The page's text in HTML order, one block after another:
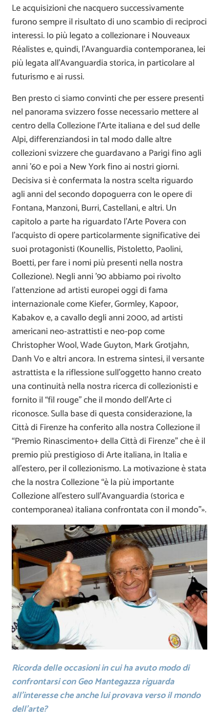
Le acquisizioni che nacquero successivamente
furono sempre il risultato di uno scambio di reciproci
interessi. Io più legato a collezionare i Nouveaux
Réalistes e, quindi, l’Avanguardia contemporanea, lei
più legata all’Avanguardia storica, in particolare al
futurismo e ai russi.
Ben presto ci siamo convinti che per essere presenti
nel panorama svizzero fosse necessario mettere al
centro della Collezione l’Arte italiana e del sud delle
Alpi, differenziandosi in tal modo dalle altre
collezioni svizzere che guardavano a Parigi fino agli
anni ’60 e poi a New York fino ai nostri giorni.
Decisiva si è confermata la nostra scelta riguardo
agli anni del secondo dopoguerra con le opere di
Fontana, Manzoni, Burri, Castellani, e altri. Un
capitolo a parte ha riguardato l’Arte Povera con
l’acquisto di opere particolarmente significative dei
suoi protagonisti (Kounellis, Pistoletto, Paolini,
Boetti, per fare i nomi più presenti nella nostra
Collezione). Negli anni ’90 abbiamo poi rivolto
l’attenzione ad artisti europei oggi di fama
internazionale come Kiefer, Gormley, Kapoor,
Kabakov e, a cavallo degli anni 2000, ad artisti
americani neo-astrattisti e neo-pop come
Christopher Wool, Wade Guyton, Mark Grotjahn,
Danh Vo e altri ancora. In estrema sintesi, il versante
astrattista e la riflessione sull’oggetto hanno creato
una continuità nella nostra ricerca di collezionisti e
fornito il “fil rouge” che il mondo dell’Arte ci
riconosce. Sulla base di questa considerazione, la
Città di Firenze ha conferito alla nostra Collezione il
“Premio Rinascimento+ della Città di Firenze” che è il
premio più prestigioso di Arte italiana, in Italia e
all’estero, per il collezionismo. La motivazione è stata
che la nostra Collezione “è la più importante
Collezione all’estero sull’Avanguardia (storica e
contemporanea) italiana confrontata con il mondo”».
Ricorda delle occasioni in cui ha avuto modo di
confrontarsi con Geo Mantegazza riguarda
all’interesse che anche lui provava verso il mondo
dell’arte?